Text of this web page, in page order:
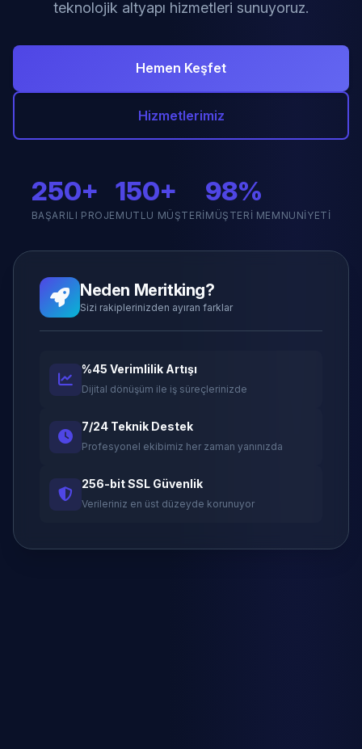
teknolojik altyapı hizmetleri sunuyoruz.
Hemen Keşfet
Hizmetlerimiz
250+
BAŞARILI PROJE
150+
MUTLU MÜŞTERI
98%
MÜŞTERI MEMNUNIYETI
Neden Meritking?
Sizi rakiplerinizden ayıran farklar
%45 Verimlilik Artışı
Dijital dönüşüm ile iş süreçlerinizde
7/24 Teknik Destek
Profesyonel ekibimiz her zaman yanınızda
256-bit SSL Güvenlik
Verileriniz en üst düzeyde korunuyor